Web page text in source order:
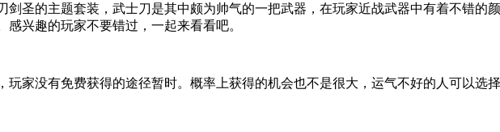
圣的主题套装，武士刀是其中颇为帅气的一把武器，在玩家近战武器中有着不错的
兴趣的玩家不要错过，一起来看看吧。
家没有免费获得的途径暂时。概率上获得的机会也不是很大，运气不好的人可以选择